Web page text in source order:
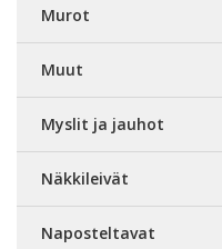
Murot
Muut
Myslit ja jauhot
Näkkileivät
Naposteltavat